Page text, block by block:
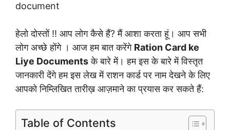
document
हेलो दोस्तों !! आप लोग कैसे हैं? मैं आशा करता हूं। आप सभी
लोग अच्छे होंगे । आज हम बात करेंगे Ration Card ke
Liye Documentsके बारे में। हम इस के बारे में विस्तृत
जानकारी देंगे हम इस लेख में राशन कार्ड पर नाम देखने के लिए
आपको निम्लिखित तारीख़ आज़माने का प्रयास कर सकते हैं:
Table of Contents